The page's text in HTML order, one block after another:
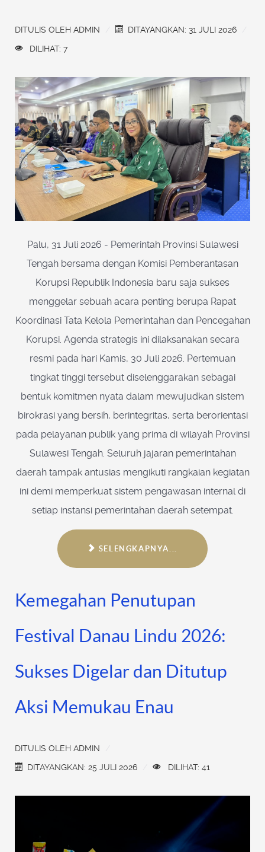
DITULIS OLEH ADMIN
DITAYANGKAN: 31 JULI 2026
DILIHAT: 7
Palu, 31 Juli 2026 - Pemerintah Provinsi Sulawesi
Tengah bersama dengan Komisi Pemberantasan
Korupsi Republik Indonesia baru saja sukses
menggelar sebuah acara penting berupa Rapat
Koordinasi Tata Kelola Pemerintahan dan Pencegahan
Korupsi. Agenda strategis ini dilaksanakan secara
resmi pada hari Kamis, 30 Juli 2026. Pertemuan
tingkat tinggi tersebut diselenggarakan sebagai
bentuk komitmen nyata dalam mewujudkan sistem
birokrasi yang bersih, berintegritas, serta berorientasi
pada pelayanan publik yang prima di wilayah Provinsi
Sulawesi Tengah. Seluruh jajaran pemerintahan
daerah tampak antusias mengikuti rangkaian kegiatan
ini demi memperkuat sistem pengawasan internal di
setiap instansi pemerintahan daerah setempat.
SELENGKAPNYA...
Kemegahan Penutupan
Festival Danau Lindu 2026:
Sukses Digelar dan Ditutup
Aksi Memukau Enau
DITULIS OLEH ADMIN
DITAYANGKAN: 25 JULI 2026
DILIHAT: 41